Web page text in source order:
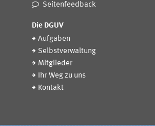
Seitenfeedback
Die DGUV
Aufgaben
Selbstverwaltung
Mitglieder
Ihr Weg zu uns
Kontakt